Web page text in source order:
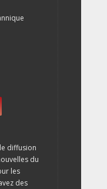
diffusion
du
les
des